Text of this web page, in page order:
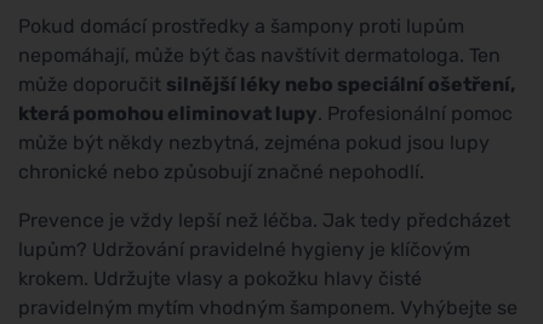
Pokud domácí prostředky a šampony proti lupům
nepomáhají, může být čas navštívit dermatologa. Ten
může doporučit silnější léky nebo speciální ošetření,
která pomohou eliminovat lupy. Profesionální pomoc
může být někdy nezbytná, zejména pokud jsou lupy
chronické nebo způsobují značné nepohodlí.
Prevence je vždy lepší než léčba. Jak tedy předcházet
lupům? Udržování pravidelné hygieny je klíčovým
krokem. Udržujte vlasy a pokožku hlavy čisté
pravidelným mytím vhodným šamponem. Vyhýbejte se